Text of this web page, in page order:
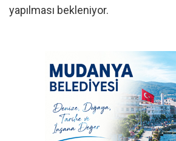
yapılması bekleniyor.